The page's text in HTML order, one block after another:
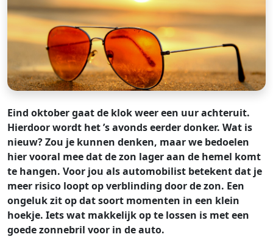
Eind oktober gaat de klok weer een uur achteruit.
Hierdoor wordt het ’s avonds eerder donker. Wat is
nieuw? Zou je kunnen denken, maar we bedoelen
hier vooral mee dat de zon lager aan de hemel komt
te hangen. Voor jou als automobilist betekent dat je
meer risico loopt op verblinding door de zon. Een
ongeluk zit op dat soort momenten in een klein
hoekje. Iets wat makkelijk op te lossen is met een
goede zonnebril voor in de auto.